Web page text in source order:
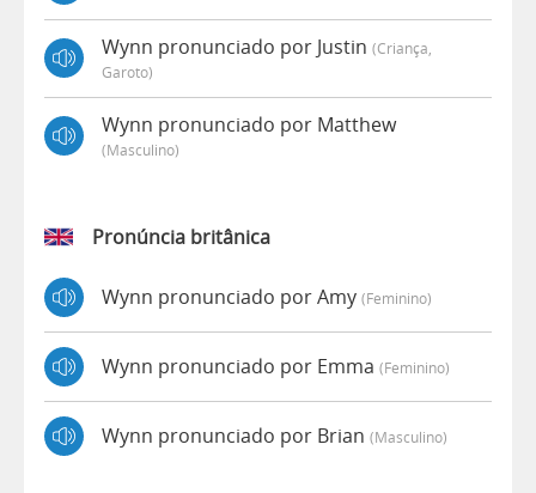
Wynn pronunciado por Justin (criança,
Garoto)
Wynn pronunciado por Matthew
(masculino)
Pronúncia britânica
Wynn pronunciado por Amy (feminino)
Wynn pronunciado por Emma (feminino)
Wynn pronunciado por Brian (masculino)